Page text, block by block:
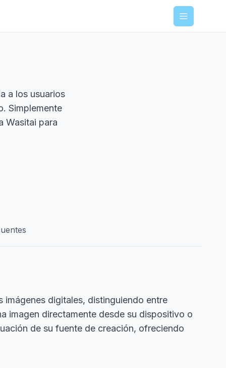
Menu
a los usuarios
Simplemente
Wasitai para
imágenes digitales, distinguiendo entre
imagen directamente desde su dispositivo o
de su fuente de creación, ofreciendo